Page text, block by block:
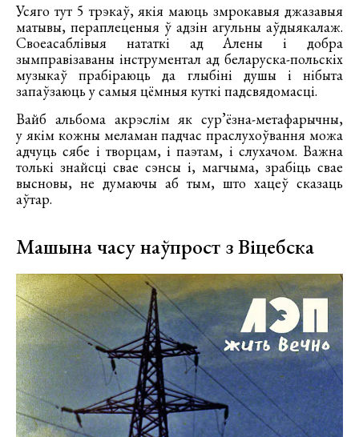
Усяго тут 5 трэкаў, якія маюць змрокавыя джазавыя
матывы, пераплеценыя ў адзін агульны аўдыякалаж.
Своеасаблівыя нататкі ад Алены і добра
зымправізаваны інструментал ад беларуска-польскіх
музыкаў прабіраюць да глыбіні душы і нібыта
запаўзаюць у самыя цёмныя куткі падсвядомасці.
Вайб альбома акрэслім як сур’ёзна-метафарычны,
у якім кожны меламан падчас праслухоўвання можа
адчуць сябе і творцам, і паэтам, і слухачом. Важна
толькі знайсці свае сэнсы і, магчыма, зрабіць свае
высновы, не думаючы аб тым, што хацеў сказаць
аўтар.
Машына часу наўпрост з Віцебска